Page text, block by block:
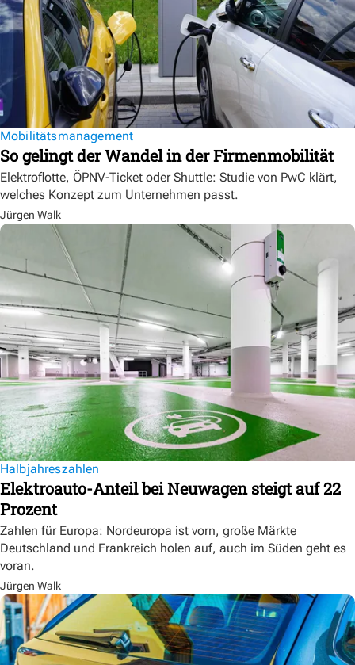
Mobilitätsmanagement
So gelingt der Wandel in der Firmenmobilität
Elektroflotte, ÖPNV-Ticket oder Shuttle: Studie von PwC klärt,
welches Konzept zum Unternehmen passt.
Jürgen Walk
Halbjahreszahlen
Elektroauto-Anteil bei Neuwagen steigt auf 22
Prozent
Zahlen für Europa: Nordeuropa ist vorn, große Märkte
Deutschland und Frankreich holen auf, auch im Süden geht es
voran.
Jürgen Walk